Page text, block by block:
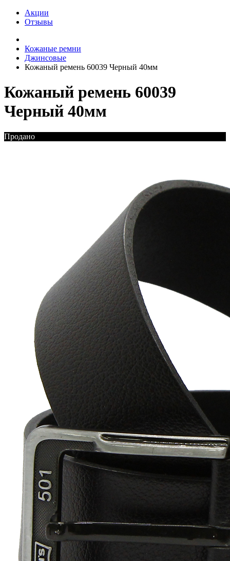
Акции
Отзывы
Кожаные ремни
Джинсовые
Кожаный ремень 60039 Черный 40мм
Кожаный ремень 60039
Черный 40мм
Продано